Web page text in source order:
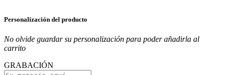
Personalización del producto
No olvide guardar su personalización para poder añadirla al
carrito
GRABACIÓN